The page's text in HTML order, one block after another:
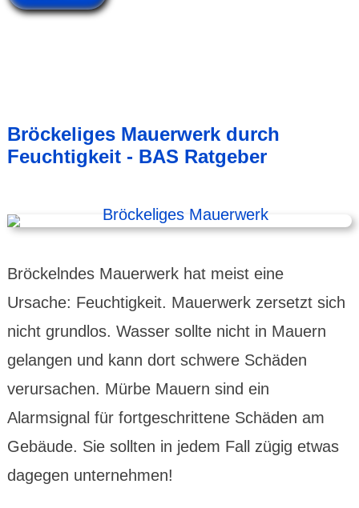
Bröckeliges Mauerwerk durch
Feuchtigkeit - BAS Ratgeber
Bröckelndes Mauerwerk hat meist eine
Ursache: Feuchtigkeit. Mauerwerk zersetzt sich
nicht grundlos. Wasser sollte nicht in Mauern
gelangen und kann dort schwere Schäden
verursachen. Mürbe Mauern sind ein
Alarmsignal für fortgeschrittene Schäden am
Gebäude. Sie sollten in jedem Fall zügig etwas
dagegen unternehmen!